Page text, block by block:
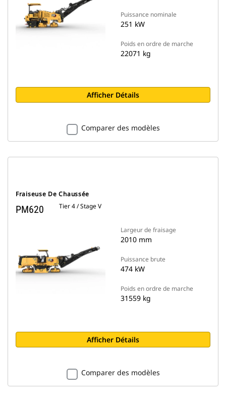
Puissance nominale
251 kW
Poids en ordre de marche
22071 kg
Afficher Détails
Comparer des modèles
Fraiseuse De Chaussée
PM620 Tier 4 / Stage V
Largeur de fraisage
2010 mm
Puissance brute
474 kW
Poids en ordre de marche
31559 kg
Afficher Détails
Comparer des modèles